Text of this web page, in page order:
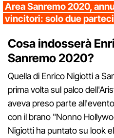
Area Sanremo 2020,
vincitori: solo due
Cosa indosserà
Sanremo 2020?
Quella di Enrico Nigiotti a
prima volta sul palco
aveva preso parte
con il brano "Nonno
Nigiotti ha puntato su look